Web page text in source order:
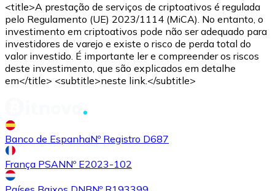
ComprarShiba Inucom transferência bancárias
SHIB
<title>A prestação de serviços de criptoativos é regulada
pelo Regulamento (UE) 2023/1114 (MiCA). No entanto, o
investimento em criptoativos pode não ser adequado para
investidores de varejo e existe o risco de perda total do
valor investido. É importante ler e compreender os riscos
deste investimento, que são explicados em detalhe
em</title> <subtitle>neste link.</subtitle>
Banco de EspanhaNº Registro D687
França PSANNº E2023-102